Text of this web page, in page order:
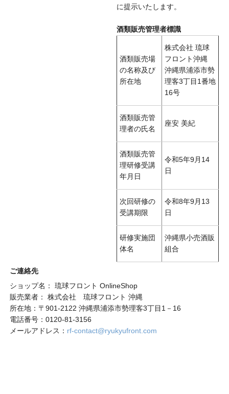
に提示いたします。
酒類販売管理者標識
酒類販売場
の名称及び
所在地
株式会社 琉球
フロント沖縄
沖縄県浦添市勢
理客3丁目1番地
16号
酒類販売管
理者の氏名
座安 美紀
酒類販売管
理研修受講
年月日
令和5年9月14
日
次回研修の
受講期限
令和8年9月13
日
研修実施団
体名
沖縄県小売酒販
組合
ご連絡先
ショップ名： 琉球フロント OnlineShop
販売業者： 株式会社 琉球フロント 沖縄
所在地：〒901-2122 沖縄県浦添市勢理客3丁目1－16
電話番号：0120-81-3156
メールアドレス： rf-contact@ryukyufront.com